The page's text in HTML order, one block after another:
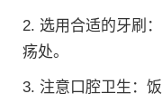
2. 选用合适的牙刷
疡处。
3. 注意口腔卫生：